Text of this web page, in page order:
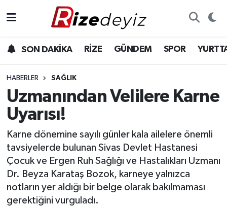
SON DAKİKA RİZE GÜNDEM SPOR
HABERLER SAĞLIK
Uzmanından Velilere Karne
Uyarısı!
Karne dönemine sayılı günler kala ailelere önemli
tavsiyelerde bulunan Sivas Devlet Hastanesi
Çocuk ve Ergen Ruh Sağlığı ve Hastalıkları Uzmanı
Dr. Beyza Karataş Bozok, karneye yalnızca
notların yer aldığı bir belge olarak bakılmaması
gerektiğini vurguladı.
Gündem
Yurttan Haberler
Ekonomi
Teknoloji
Rize Hava Durumu
Rize Trafik Yoğunluk Haritası
Süper Lig Puan Durumu ve Fikstür
Tüm Manşetler
Son Dakika Haberleri
Haber Arşivi